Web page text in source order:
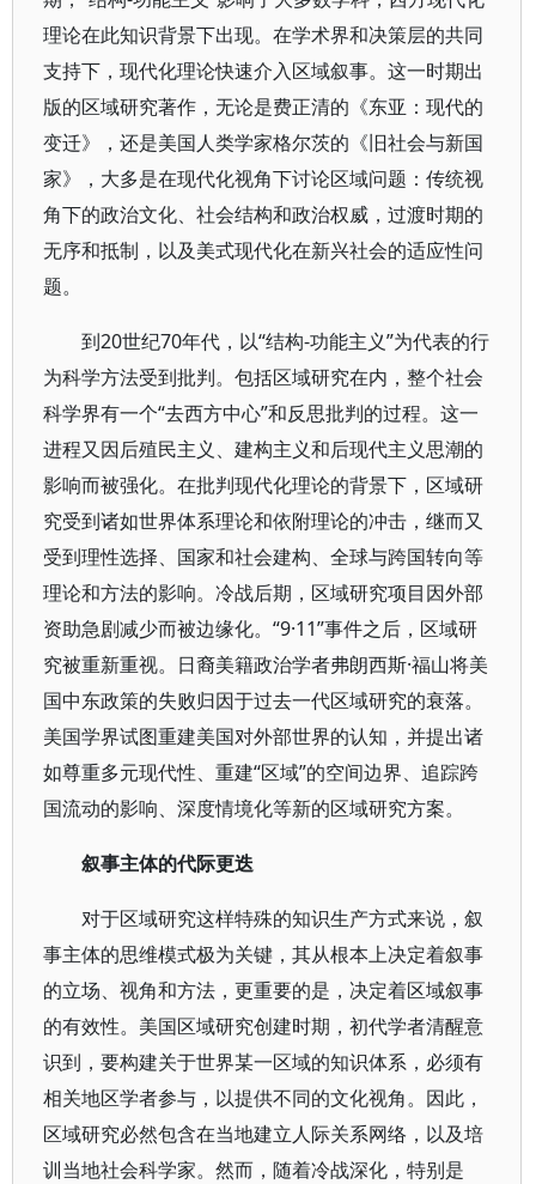
理论在此知识背景下出现。在学术界和决策层的共同
支持下，现代化理论快速介入区域叙事。这一时期出
版的区域研究著作，无论是费正清的《东亚：现代的
变迁》，还是美国人类学家格尔茨的《旧社会与新国
家》，大多是在现代化视角下讨论区域问题：传统视
角下的政治文化、社会结构和政治权威，过渡时期的
无序和抵制，以及美式现代化在新兴社会的适应性问
题。
到20世纪70年代，以“结构-功能主义”为代表的行
为科学方法受到批判。包括区域研究在内，整个社会
科学界有一个“去西方中心”和反思批判的过程。这一
进程又因后殖民主义、建构主义和后现代主义思潮的
影响而被强化。在批判现代化理论的背景下，区域研
究受到诸如世界体系理论和依附理论的冲击，继而又
受到理性选择、国家和社会建构、全球与跨国转向等
理论和方法的影响。冷战后期，区域研究项目因外部
资助急剧减少而被边缘化。“9·11”事件之后，区域研
究被重新重视。日裔美籍政治学者弗朗西斯·福山将美
国中东政策的失败归因于过去一代区域研究的衰落。
美国学界试图重建美国对外部世界的认知，并提出诸
如尊重多元现代性、重建“区域”的空间边界、追踪跨
国流动的影响、深度情境化等新的区域研究方案。
叙事主体的代际更迭
对于区域研究这样特殊的知识生产方式来说，叙
事主体的思维模式极为关键，其从根本上决定着叙事
的立场、视角和方法，更重要的是，决定着区域叙事
的有效性。美国区域研究创建时期，初代学者清醒意
识到，要构建关于世界某一区域的知识体系，必须有
相关地区学者参与，以提供不同的文化视角。因此，
区域研究必然包含在当地建立人际关系网络，以及培
训当地社会科学家。然而，随着冷战深化，特别是